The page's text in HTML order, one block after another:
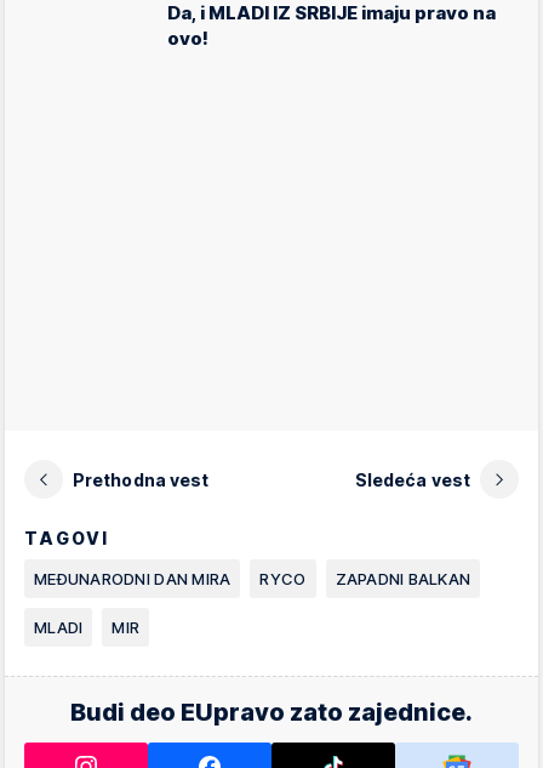
Da, i MLADI IZ SRBIJE imaju pravo na
ovo!
Prethodna vest Sledeća vest
TAGOVI
MEĐUNARODNI DAN MIRA RYCO ZAPADNI BALKAN
MLADI MIR
Budi deo EUpravo zato zajednice.